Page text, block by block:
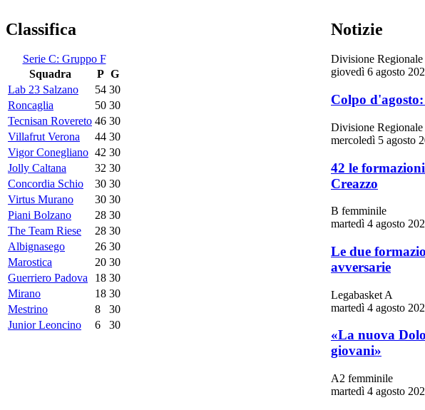
Classifica
Serie C: Gruppo F
Squadra
P G
Lab 23 Salzano
54 30
Roncaglia
50 30
Tecnisan Rovereto 46 30
Villafrut Verona
44 30
Vigor Conegliano 42 30
Jolly Caltana
32 30
Concordia Schio
30 30
Virtus Murano
30 30
Piani Bolzano
28 30
The Team Riese
28 30
Albignasego
26 30
Marostica
20 30
Guerriero Padova
18 30
Mirano
18 30
Mestrino
8
30
Junior Leoncino
6 30
Notizie
Divisione Regionale
giovedì 6 agosto
Colpo
Divisione Regionale
mercoledì 5 agosto
42 le
Creazzo
B femminile
martedì 4 agosto
Le due
avversarie
Legabasket A
martedì 4 agosto
«La nuova
giovani»
A2 femminile
martedì 4 agosto